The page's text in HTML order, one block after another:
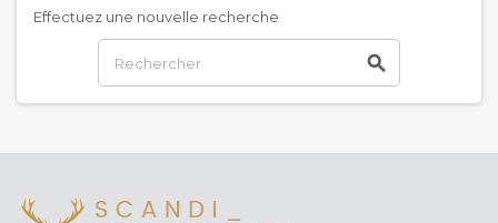
Effectuez une nouvelle recherche
